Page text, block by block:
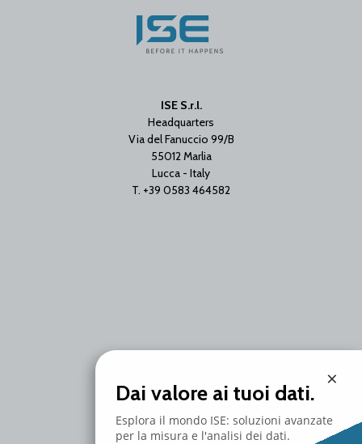
ISE S.r.l.
Headquarters
Via del Fanuccio 99/B
55012 Marlia
Lucca - Italy
T. +39 0583 464582
20097 San Donato Milanese
T. +39 02 2153663
×
Dai valore ai tuoi dati.
Esplora il mondo ISE: soluzioni avanzate
per la misura e l'analisi dei dati.